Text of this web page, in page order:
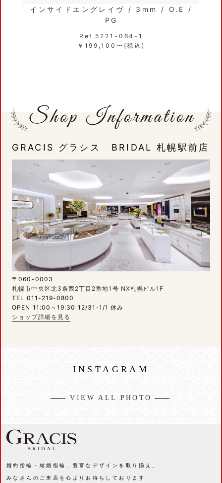
インサイドエングレイヴ / 3mm / O.E /
PG
Ref.5221-064-1
￥199,100〜(税込)
GRACIS グラシス BRIDAL 札幌駅前店
〒060-0003
札幌市中央区北3条西2丁目2番地1号 NX札幌ビル1F
TEL 011-219-0800
OPEN 11:00～19:30 12/31･1/1 休み
ショップ詳細を見る
INSTAGRAM
VIEW ALL PHOTO
婚約指輪・結婚指輪、豊富なデザインを取り揃え、
みなさんのご来店を心よりお待ちしております